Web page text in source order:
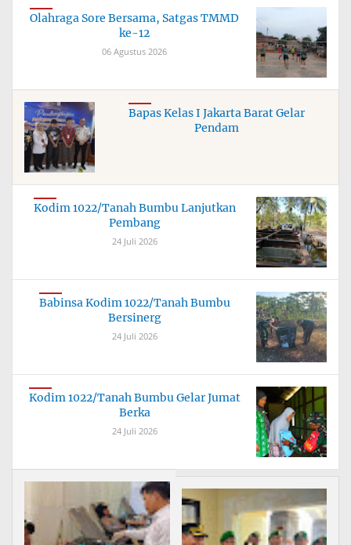
Olahraga Sore Bersama, Satgas TMMD
ke-12
06 Agustus 2026
Bapas Kelas I Jakarta Barat Gelar
Pendam
Kodim 1022/Tanah Bumbu Lanjutkan
Pembang
24 Juli 2026
Babinsa Kodim 1022/Tanah Bumbu
Bersinerg
24 Juli 2026
Kodim 1022/Tanah Bumbu Gelar Jumat
Berka
24 Juli 2026